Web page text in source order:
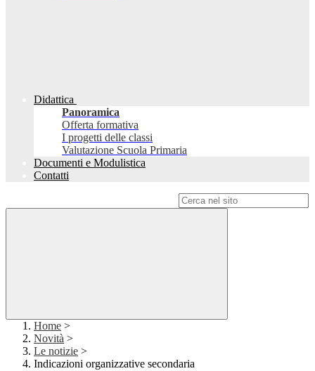
Didattica
Panoramica
Offerta formativa
I progetti delle classi
Valutazione Scuola Primaria
Documenti e Modulistica
Contatti
Home >
Novità >
Le notizie >
Indicazioni organizzative secondaria